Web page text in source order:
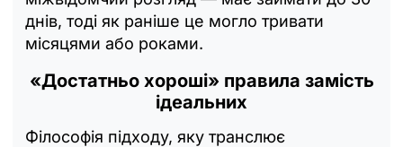
днів, тоді як раніше це могло тривати
місяцями або роками.
«Достатньо хороші» правила замість
ідеальних
Філософія підходу, яку транслює